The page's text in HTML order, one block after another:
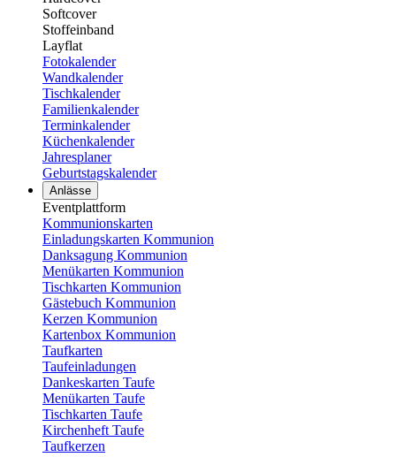
Softcover
Stoffeinband
Layflat
Fotokalender
Wandkalender
Tischkalender
Familienkalender
Terminkalender
Küchenkalender
Jahresplaner
Geburtstagskalender
Anlässe
Eventplattform
Kommunionskarten
Einladungskarten Kommunion
Danksagung Kommunion
Menükarten Kommunion
Tischkarten Kommunion
Gästebuch Kommunion
Kerzen Kommunion
Kartenbox Kommunion
Taufkarten
Taufeinladungen
Dankeskarten Taufe
Menükarten Taufe
Tischkarten Taufe
Kirchenheft Taufe
Taufkerzen